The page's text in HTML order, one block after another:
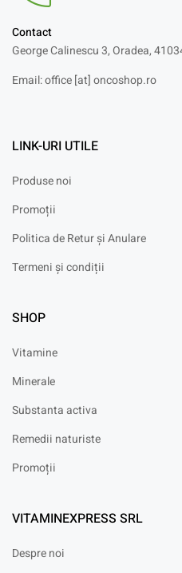
Contact
George Calinescu 3, Oradea,
Email: office [at] oncoshop.ro
LINK-URI UTILE
Produse noi
Promoții
Politica de Retur și Anulare
Termeni și condiții
SHOP
Vitamine
Minerale
Substanta activa
Remedii naturiste
Promoții
VITAMINEXPRESS SRL
Despre noi